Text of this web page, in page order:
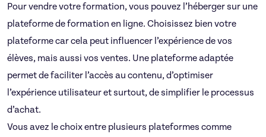
Pour vendre votre formation, vous pouvez l’héberger sur une
plateforme de formation en ligne. Choisissez bien votre
plateforme car cela peut influencer l’expérience de vos
élèves, mais aussi vos ventes. Une plateforme adaptée
permet de faciliter l’accès au contenu, d’optimiser
l’expérience utilisateur et surtout, de simplifier le processus
d’achat.
Vous avez le choix entre plusieurs plateformes comme